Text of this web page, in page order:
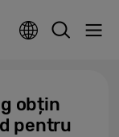
obțin
pentru